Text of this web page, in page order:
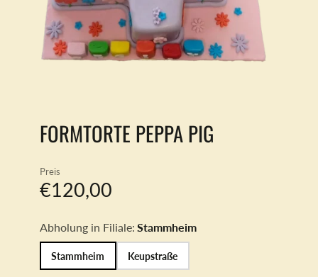
FORMTORTE PEPPA PIG
Preis
€120,00
Abholung in Filiale: Stammheim
Stammheim Keupstraße